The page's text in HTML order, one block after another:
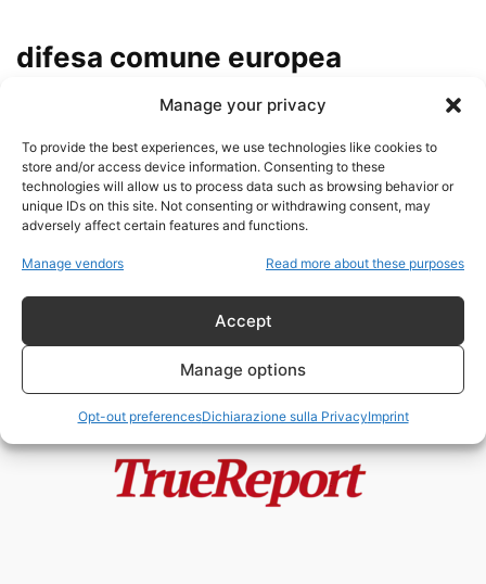
Manage your privacy
To provide the best experiences, we use technologies like cookies to
store and/or access device information. Consenting to these
technologies will allow us to process data such as browsing behavior or
unique IDs on this site. Not consenting or withdrawing consent, may
adversely affect certain features and functions.
Manage vendors Read more about these purposes
Accept
Manage options
Opt-out preferencesDichiarazione sulla PrivacyImprint
difesa comune europea
DAGLI “STATI UNITI D’EUROPA”
PROGETTO CHE...
admin - 13 Giugno 2026
Ucraina, guerra o progetto
politico? La tesi di Philippe de